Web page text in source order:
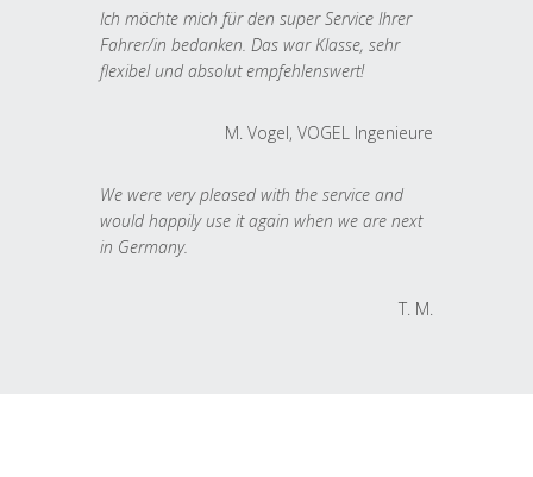
Ich möchte mich für den super Service Ihrer
Fahrer/in bedanken. Das war Klasse, sehr
flexibel und absolut empfehlenswert!
M. Vogel, VOGEL Ingenieure
We were very pleased with the service and
would happily use it again when we are next
in Germany.
T. M.